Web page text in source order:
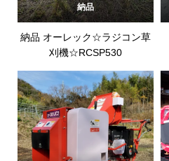
納品
納品 オーレック☆ラジコン草
刈機☆RCSP530